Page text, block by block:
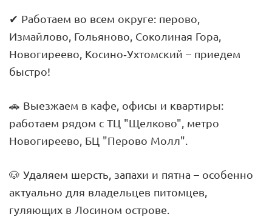
✔ Работаем во всем округе: перово,
Измайлово, Гольяново, Соколиная Гора,
Новогиреево, Косино-Ухтомский – приедем
быстро!
🚗 Выезжаем в кафе, офисы и квартиры:
работаем рядом с ТЦ "Щелково", метро
Новогиреево, БЦ "Перово Молл".
🐶 Удаляем шерсть, запахи и пятна – особенно
актуально для владельцев питомцев,
гуляющих в Лосином острове.